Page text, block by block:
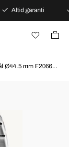
Altid garanti
Festina Timeless Sort/Stål Ø44.5 mm F20668-6